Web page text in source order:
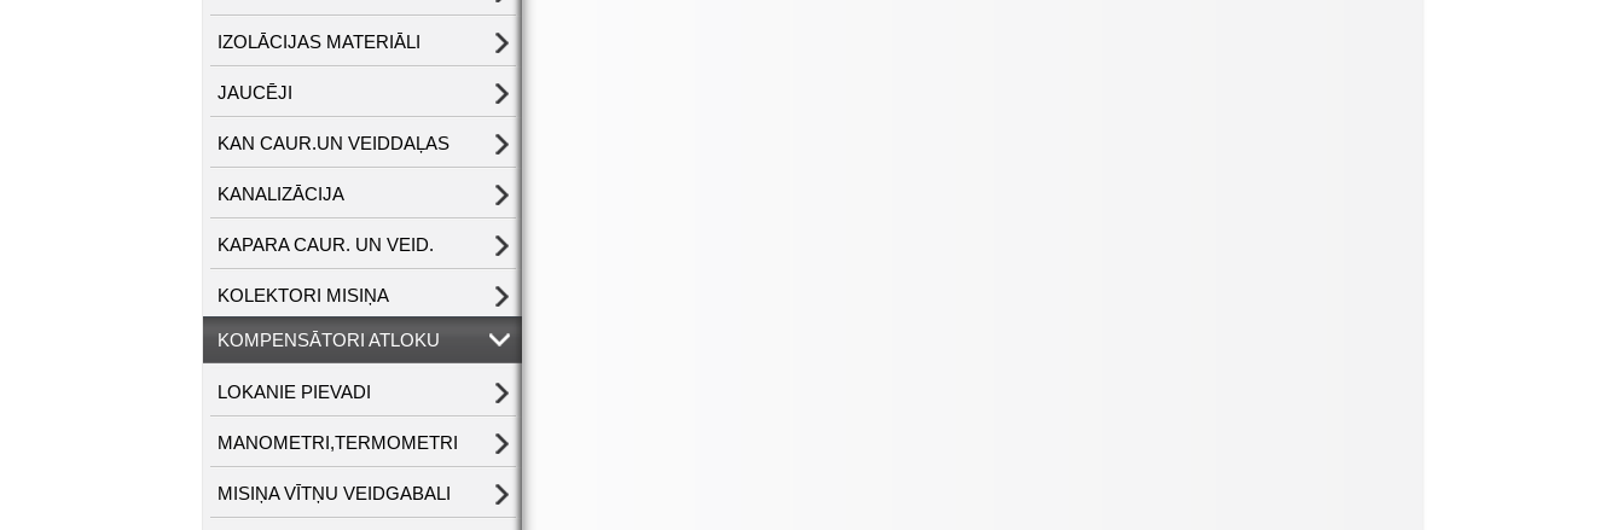
IZOLĀCIJAS MATERIĀLI
JAUCĒJI
KAN CAUR.UN VEIDDAĻAS
KANALIZĀCIJA
KAPARA CAUR. UN VEID.
KOLEKTORI MISIŅA
KOMPENSĀTORI ATLOKU
LOKANIE PIEVADI
MANOMETRI,TERMOMETRI
MISIŅA VĪTŅU VEIDGABALI